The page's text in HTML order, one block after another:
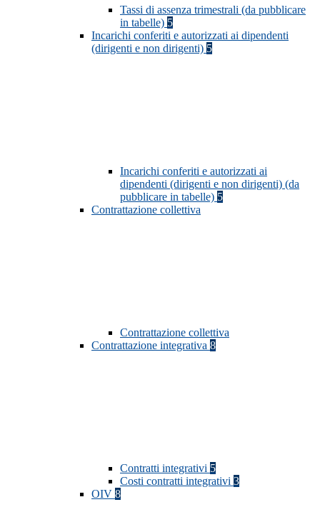
Tassi di assenza trimestrali (da pubblicare
in tabelle) 5
Incarichi conferiti e autorizzati ai dipendenti
(dirigenti e non dirigenti) 5
Incarichi conferiti e autorizzati ai
dipendenti (dirigenti e non dirigenti) (da
pubblicare in tabelle) 5
Contrattazione collettiva
Contrattazione collettiva
Contrattazione integrativa 8
Contratti integrativi 5
Costi contratti integrativi 3
OIV 8